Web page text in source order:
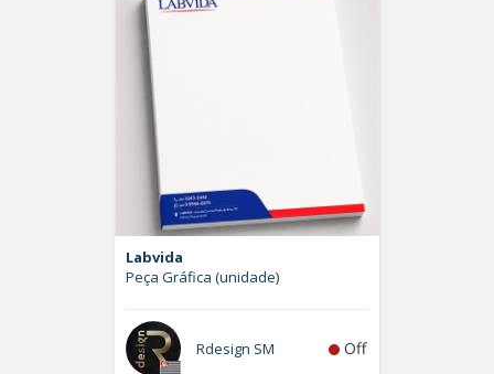
Labvida
Peça Gráfica (unidade)
Rdesign SM Off